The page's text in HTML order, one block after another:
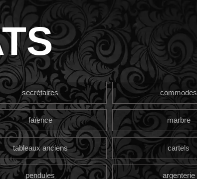
secrétaires commodes
faïence marbre
tableaux anciens cartels
pendules argenterie